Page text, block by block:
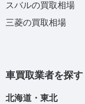
スバルの買取相場
三菱の買取相場
車買取業者を探す
北海道・東北